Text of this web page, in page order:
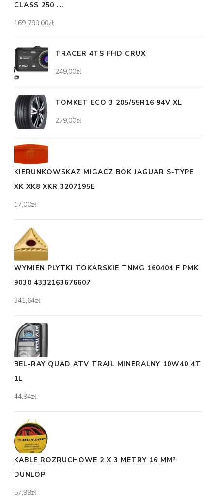
CLASS 250 ...
169 799,00zł
TRACER 4TS FHD CRUX
249,00zł
TOMKET ECO 3 205/55R16 94V XL
279,00zł
KIERUNKOWSKAZ MIGACZ BOK JAGUAR S-TYPE
XK XK8 XKR 3207195E
17,00zł
WYMIEN PLYTKI TOKARSKIE TNMG 160404 F PMK
9030 4332163676607
341,64zł
BEL-RAY QUAD ATV TRAIL MINERALNY 10W40 4T
1L
44,94zł
KABLE ROZRUCHOWE 2 X 3 METRY 16 MM²
DUNLOP
57,99zł